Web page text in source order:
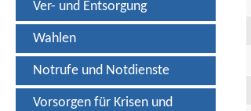
Ver- und Entsorgung
Wahlen
Notrufe und Notdienste
Vorsorgen für Krisen und